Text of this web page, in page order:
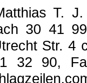
T. J.
30 41
Str. 4
32 90,